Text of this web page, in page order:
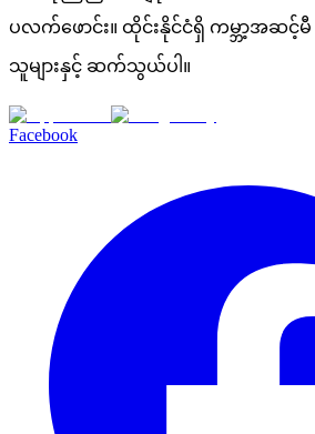
ပလက်ဖောင်း။ ထိုင်းနိုင်ငံရှိ ကမ္ဘာ့အဆင့်မီ
သူများနှင့် ဆက်သွယ်ပါ။
Facebook